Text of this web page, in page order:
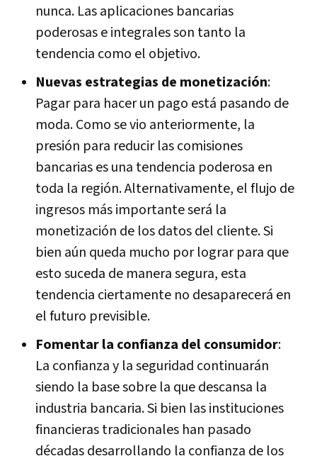
nunca. Las aplicaciones bancarias
poderosas e integrales son tanto la
tendencia como el objetivo.
Nuevas estrategias de monetización:
Pagar para hacer un pago está pasando de
moda. Como se vio anteriormente, la
presión para reducir las comisiones
bancarias es una tendencia poderosa en
toda la región. Alternativamente, el flujo de
ingresos más importante será la
monetización de los datos del cliente. Si
bien aún queda mucho por lograr para que
esto suceda de manera segura, esta
tendencia ciertamente no desaparecerá en
el futuro previsible.
Fomentar la confianza del consumidor:
La confianza y la seguridad continuarán
siendo la base sobre la que descansa la
industria bancaria. Si bien las instituciones
financieras tradicionales han pasado
décadas desarrollando la confianza de los